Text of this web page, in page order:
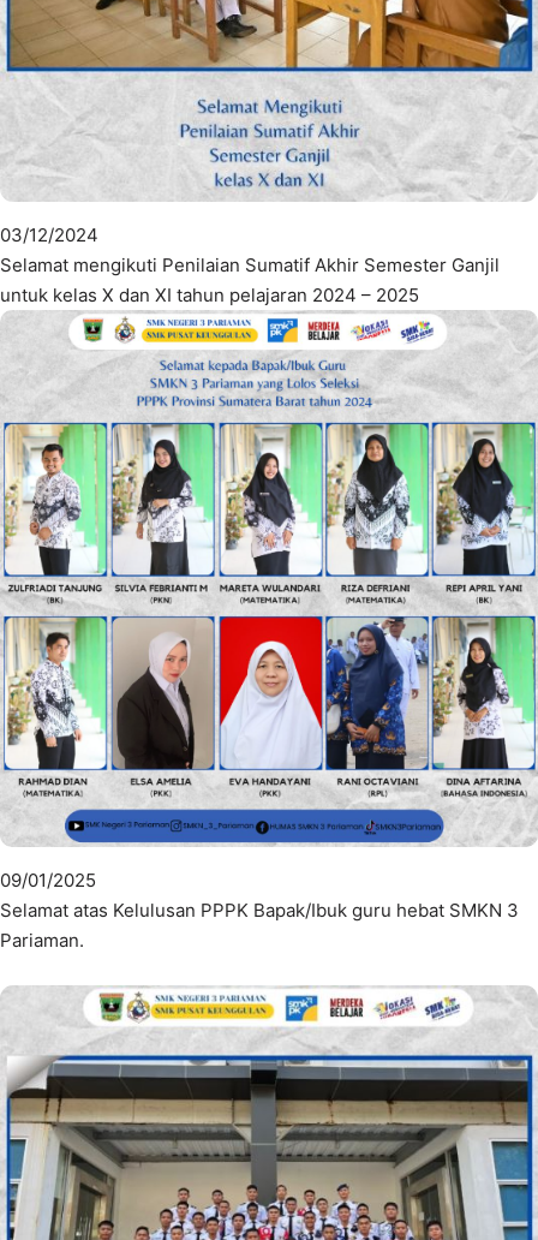
03/12/2024
Selamat mengikuti Penilaian Sumatif Akhir Semester Ganjil
untuk kelas X dan XI tahun pelajaran 2024 – 2025
09/01/2025
Selamat atas Kelulusan PPPK Bapak/Ibuk guru hebat SMKN 3
Pariaman.